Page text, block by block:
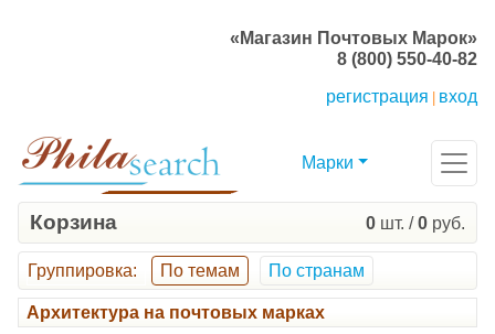
«Магазин Почтовых Марок»
8 (800) 550-40-82
регистрация
вход
Марки
Корзина 0 шт. /0 руб.
Группировка: По темам По странам
Архитектура на почтовых марках